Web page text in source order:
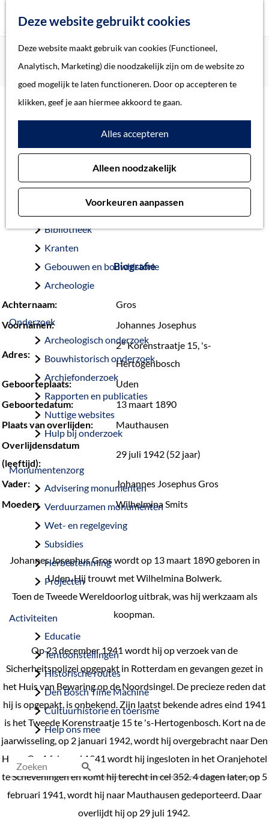
Deze website gebruikt cookies
Deze website maakt gebruik van cookies (Functioneel,
Analytisch, Marketing) die noodzakelijk zijn om de website zo
goed mogelijk te laten functioneren. Door op accepteren te
klikken, geef je aan hiermee akkoord te gaan.
Alles accepteren
Alleen noodzakelijk
Voorkeuren aanpassen
k
e
Home
Verhalen
Thema
Soort object
Collecties
Beeld en geluid
Bibliotheek
Kranten
Gebouwen en bouwhistorie
Archeologie
Onderzoek
Archeologisch onderzoek
Bouwhistorisch onderzoek
Archiefonderzoek
Rapporten en publicaties
Nuttige websites
Hulp bij onderzoek
Monumentenzorg
Advisering monumenten
Verduurzamen monumenten
Wet- en regelgeving
Subsidies
Herbestemming
Projecten
Activiteiten
Educatie
Tentoonstellingen
Historische routes
Den Bosch Time Machine
Cultuurhistorie en toerisme
Help ons mee
Z
o
e
Home
Oorlogsslachtoffers 's-Hertogenbosch
Gros, Johannes Josephus
Gros, Johannes
Josephus
Biografie
Achternaam:
Gros
Voornamen:
Johannes Josephus
Adres:
2eKorenstraatje 15, 's-
Hertogenbosch
Geboorteplaats:
Uden
Geboortedatum:
13 maart 1890
Plaats van overlijden:
Mauthausen
Overlijdensdatum
(leeftijd):
29 juli 1942 (52 jaar)
Vader:
Johannes Josephus Gros
Moeder:
Wilhelmina Smits
Johannes Josephus Gros wordt op 13 maart 1890 geboren in
Uden. Hij trouwt met Wilhelmina Bolwerk.
Toen de Tweede Wereldoorlog uitbrak, was hij werkzaam als
koopman.
Op 23 december 1941 wordt hij op verzoek van de
Sicherheitspolizei opgepakt in Rotterdam en gevangen gezet in
het Huis van Bewaring op de Noordsingel. De precieze reden dat
hij is opgepakt, is onbekend. Zijn laatst bekende adres eind 1941
is het Tweede Korenstraatje 15 te 's-Hertogenbosch. Kort na de
jaarwisseling, op 2 januari 1942, wordt hij overgebracht naar Den
Haag. Op 1 februari 1941 wordt hij ingesloten in het Oranjehotel
te Scheveningen en komt hij terecht in cel 352. 4 dagen later, op 5
februari 1941, wordt hij naar Mauthausen gedeporteerd. Daar
overlijdt hij op 29 juli 1942.